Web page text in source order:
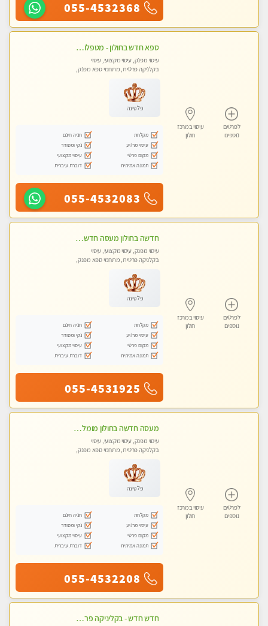
055-4532368
לפרטים
נוספים
עיסוי במרכז
חולון
ספא חדש בחולון - מטפלות מקצועיות ברמה גבוהה מומלץ מאוד !!! . . highly recommended..new in the city -אין פרטים נוספים במקום -ללא מין !!ממתינה לך שתגיע
עיסוי מפנק, עיסוי מקצועי, עיסוי
בקלניקה פרטית, מתחמי ספא מפנק,
פלטינה
מקלחת
חניה חינם
עיסוי מרגיע
נקי ומסודר
מקום פרטי
עיסוי מקצועי
תמונה אמיתית
דוברת עיברית
055-4532083
לפרטים
נוספים
עיסוי במרכז
חולון
חדשה בחולון מעסה חדשה בחולון איכותית למאסז Iמקצועי ומפנק לכל שרירי הגוף עיסוי מכל הלב
עיסוי מפנק, עיסוי מקצועי, עיסוי
בקלניקה פרטית, מתחמי ספא מפנק,
פלטינה
מקלחת
חניה חינם
עיסוי מרגיע
נקי ומסודר
מקום פרטי
עיסוי מקצועי
תמונה אמיתית
דוברת עיברית
055-4531925
לפרטים
נוספים
עיסוי במרכז
חולון
מעסה חדשה בחולון מומלץ לחלוטין!! כל סוגי העיסויים מעסה מקצועית ואיכותית פרטי!!!
עיסוי מפנק, עיסוי מקצועי, עיסוי
בקלניקה פרטית, מתחמי ספא מפנק,
פלטינה
מקלחת
חניה חינם
עיסוי מרגיע
נקי ומסודר
מקום פרטי
עיסוי מקצועי
תמונה אמיתית
דוברת עיברית
055-4532208
חדש חדש - בקליניקה פרטית בבת ים עיסוי לחידוש אנרגיות עיסוי חלומי מומלץ מאוד !